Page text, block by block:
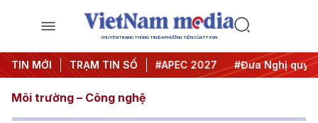
CHUYÊN TRANG THÔNG TIN ĐA PHƯƠNG TIỆN CỦA TTXVN
TIN MỚI TRẠM TIN SỐ
#Hội nghị Trung ương 3 #APEC 2027 #Đưa Nghị quyết
Môi trường – Công nghệ